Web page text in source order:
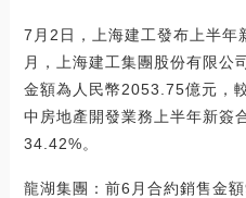
7月2日，上海建工發布上半
月，上海建工集團股份有限公
金額為人民幣2053.75億元，
中房地產開發業務上半年新簽
34.42%。
龍湖集團：前6月合約銷售金